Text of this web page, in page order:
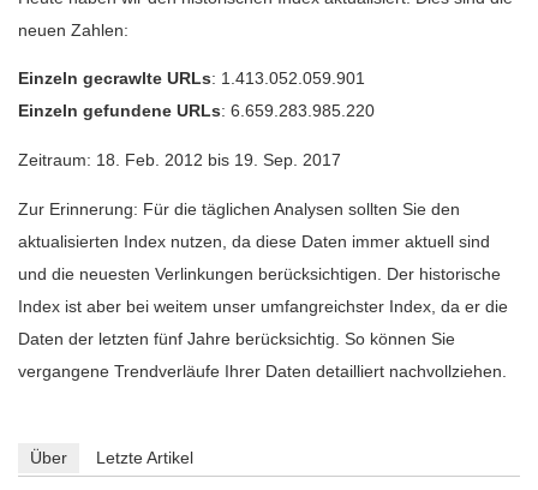
neuen Zahlen:
Einzeln gecrawlte URLs: 1.413.052.059.901
Einzeln gefundene URLs: 6.659.283.985.220
Zeitraum: 18. Feb. 2012 bis 19. Sep. 2017
Zur Erinnerung: Für die täglichen Analysen sollten Sie den
aktualisierten Index nutzen, da diese Daten immer aktuell sind
und die neuesten Verlinkungen berücksichtigen. Der historische
Index ist aber bei weitem unser umfangreichster Index, da er die
Daten der letzten fünf Jahre berücksichtig. So können Sie
vergangene Trendverläufe Ihrer Daten detailliert nachvollziehen.
Über Letzte Artikel